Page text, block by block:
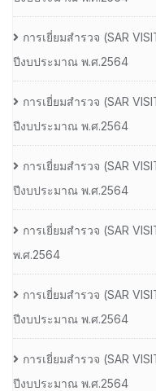
การเยี่ยมสํารวจ (SAR
ปีงบประมาณ พ.ศ.2564
การเยี่ยมสํารวจ (SAR
ปีงบประมาณ พ.ศ.2564
การเยี่ยมสํารวจ (SAR
ปีงบประมาณ พ.ศ.2564
การเยี่ยมสํารวจ (SAR
พ.ศ.2564
การเยี่ยมสํารวจ (SAR
ปีงบประมาณ พ.ศ.2564
การเยี่ยมสํารวจ (SAR
ปีงบประมาณ พ.ศ.2564